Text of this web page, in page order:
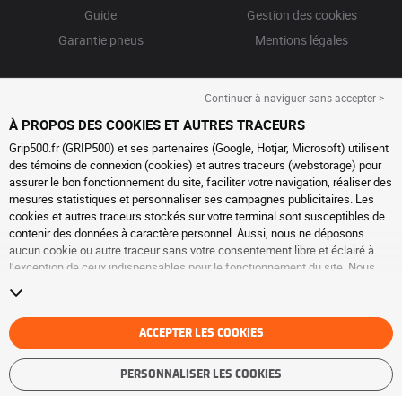
Guide
Garantie pneus
Gestion des cookies
Mentions légales
Continuer à naviguer sans accepter >
À PROPOS DES COOKIES ET AUTRES TRACEURS
Grip500.fr (GRIP500) et ses partenaires (Google, Hotjar, Microsoft) utilisent
des témoins de connexion (cookies) et autres traceurs (webstorage) pour
assurer le bon fonctionnement du site, faciliter votre navigation, réaliser des
mesures statistiques et personnaliser ses campagnes publicitaires. Les
cookies et autres traceurs stockés sur votre terminal sont susceptibles de
contenir des données à caractère personnel. Aussi, nous ne déposons
aucun cookie ou autre traceur sans votre consentement libre et éclairé à
l’exception de ceux indispensables pour le fonctionnement du site. Nous
consentement à tout moment en vous rendant sur la
traceurs. Vous pouvez choisir de continuer à naviguer sans accepter le
dépôt de cookies ou autres traceurs. Le refus ne fait pas obstacle à l’accès
aux services GRIP500. Pour plus d’informations, nous vous invitons à
consulter
la page cookies et autres traceurs
ACCEPTER LES COOKIES
PERSONNALISER LES COOKIES